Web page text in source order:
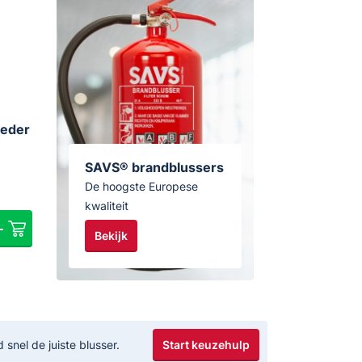
SAVS® brandblussers
De hoogste Europese
kwaliteit
Bekijk
snel de juiste blusser. Start keuzehulp